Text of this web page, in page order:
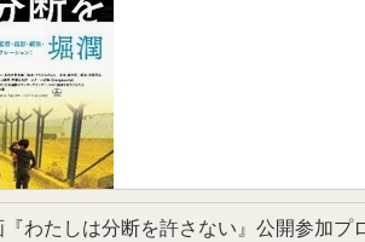
わたしは分断を許さない』公開参加プ